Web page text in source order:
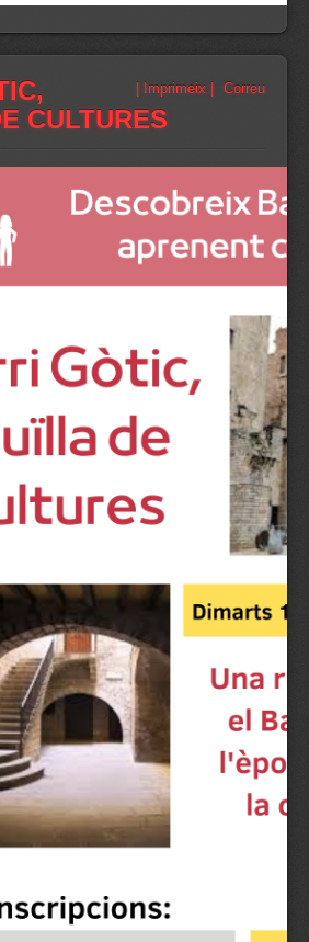
Correu
| Imprimeix |
CULTURES